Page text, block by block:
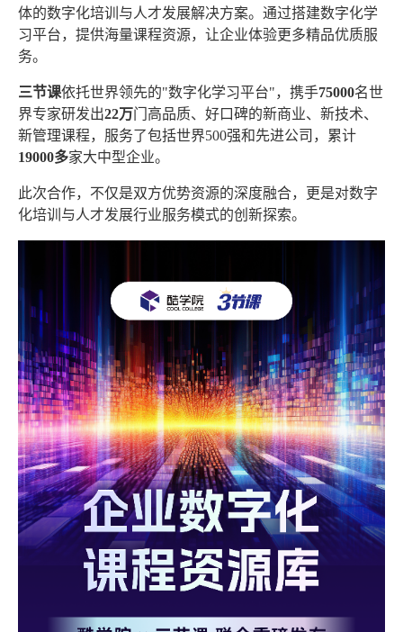
体的数字化培训与人才发展解决方案。通过搭建数字化学
习平台，提供海量课程资源，让企业体验更多精品优质服
务。
三节课依托世界领先的"数字化学习平台"，携手75000名世
界专家研发出22万门高品质、好口碑的新商业、新技术、
新管理课程，服务了包括世界500强和先进公司，累计
19000多家大中型企业。
此次合作，不仅是双方优势资源的深度融合，更是对数字
化培训与人才发展行业服务模式的创新探索。